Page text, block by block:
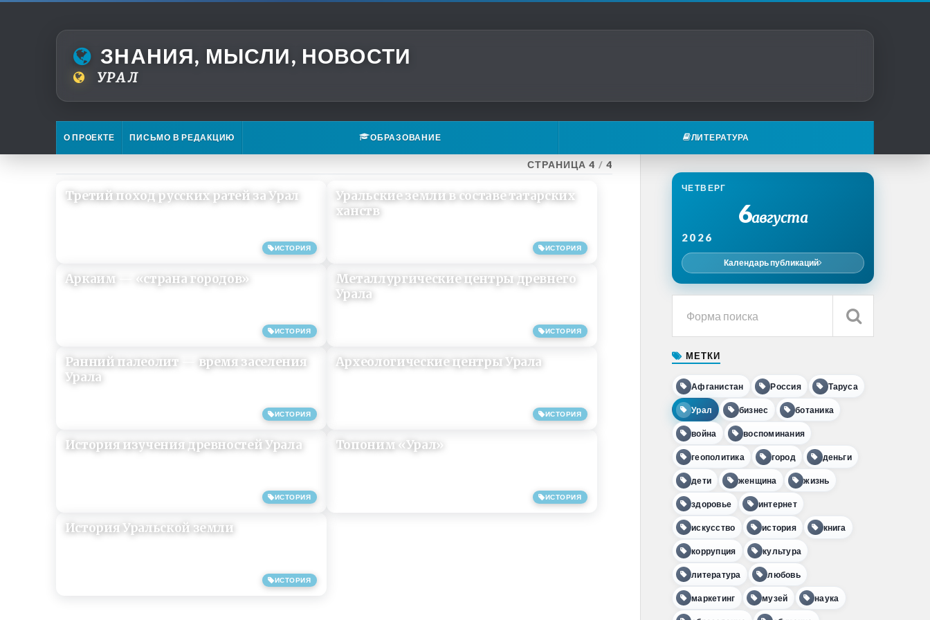
ЗНАНИЯ, МЫСЛИ, НОВОСТИ
УРАЛ
О ПРОЕКТЕ ПИСЬМО В РЕДАКЦИЮ ОБРАЗОВАНИЕ ЛИТЕРАТУРА
СТРАНИЦА 4 / 4
ИСТОРИЯ
Третий поход русских ратей за Урал
ИСТОРИЯ
Уральские земли в составе татарских
ханств
ИСТОРИЯ
Аркаим — «страна городов»
ИСТОРИЯ
Металлургические центры древнего
Урала
ИСТОРИЯ
Ранний палеолит — время заселения
Урала
ИСТОРИЯ
Археологические центры Урала
ИСТОРИЯ
История изучения древностей Урала
ИСТОРИЯ
Топоним «Урал»
ИСТОРИЯ
История Уральской земли
ЧЕТВЕРГ
6августа
2026
Календарь публикаций
МЕТКИ
Афганистан Россия Таруса
Урал бизнес ботаника
война воспоминания
геополитика город деньги
дети женщина жизнь
здоровье интернет
искусство история книга
коррупция культура
литература любовь
маркетинг музей наука